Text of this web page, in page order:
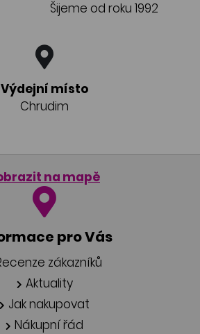
Šijeme od roku 1992
Výdejní místo
Chrudim
na mapě
pro Vás
zákazníků
Aktuality
Jak nakupovat
Nákupní řád